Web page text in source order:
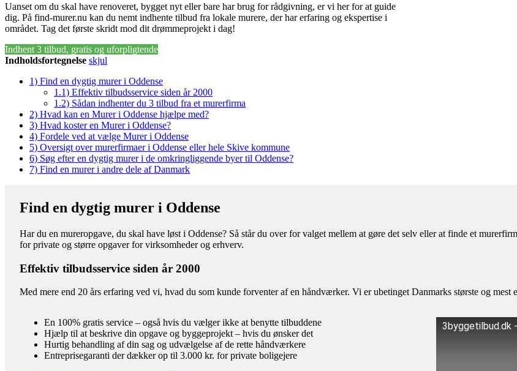
Uanset om du skal have renoveret, bygget nyt eller bare har brug for rådgivning, er vi her for at guide
dig. På find-murer.nu kan du nemt indhente tilbud fra lokale murere, der har erfaring og ekspertise i
området. Tag det første skridt mod dit drømmeprojekt i dag!
Indhent 3 tilbud, gratis og uforpligtende
Indholdsfortegnelse skjul
1) Find en dygtig murer i Oddense
1.1) Effektiv tilbudsservice siden år 2000
1.2) Sådan indhenter du 3 tilbud fra et murerfirma
2) Hvad kan en Murer i Oddense hjælpe med?
3) Hvad koster en Murer i Oddense?
4) Fordele ved at vælge Murer i Oddense
5) Oversigt over murerfirmaer i Oddense eller hele Skive kommune
6) Søg efter en dygtig murer i de omkringliggende byer til Oddense?
7) Find en murer i andre dele af Danmark
Find en dygtig murer i Oddense
Har du en mureropgave, du skal have løst i Oddense? Så står du over for valget mellem at gøre det selv eller at finde et
for private og større opgaver for virksomheder og erhverv.
Effektiv tilbudsservice siden år 2000
Med mere end 20 års erfaring ved vi, hvad du som kunde forventer af en håndværker. Vi er ubetinget Danmarks største og mest
En 100% gratis service – også hvis du vælger ikke at benytte tilbuddene
Hjælp til at beskrive din opgave og byggeprojekt – hvis du ønsker det
Hurtig behandling af din sag og udvælgelse af de rette håndværkere
Entreprisegaranti der dækker op til 3.000 kr. for private boligejere
3byggetilbud.dk